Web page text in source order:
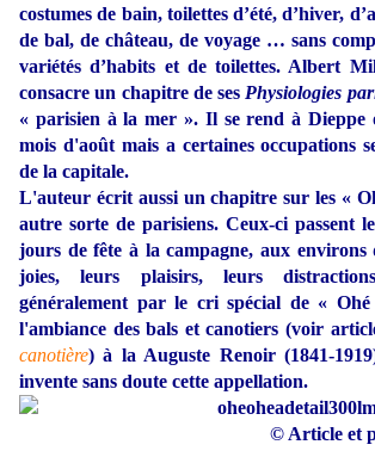
costumes de bain, toilettes d’été, d’hiver,
de bal, de château, de voyage … sans
variétés d’habits et de toilettes. Albert
consacre un chapitre de ses Physiologies
« parisien à la mer ». Il se rend à Dieppe
mois d'août mais a certaines occupations
de la capitale.
L'auteur écrit aussi un chapitre sur les «
autre sorte de parisiens. Ceux-ci passent
jours de fête à la campagne, aux
joies, leurs plaisirs, leurs
généralement par le cri spécial de «
l'ambiance des bals et canotiers (voir
canotière) à la Auguste Renoir (1841-
invente sans doute cette appellation.
© Article et